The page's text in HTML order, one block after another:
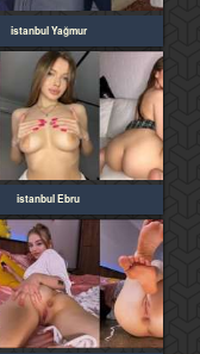
istanbul Yağmur
istanbul Ebru